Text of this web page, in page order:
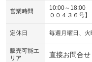
営業時間
10:00～18:00
００４３６号】
定休日 毎週月曜日、火
販売可能エ
リア
直接お問合